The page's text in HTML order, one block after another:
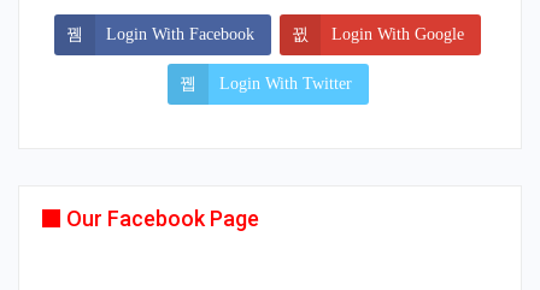
Login With Facebook Login With Google
Login With Twitter
Our Facebook Page